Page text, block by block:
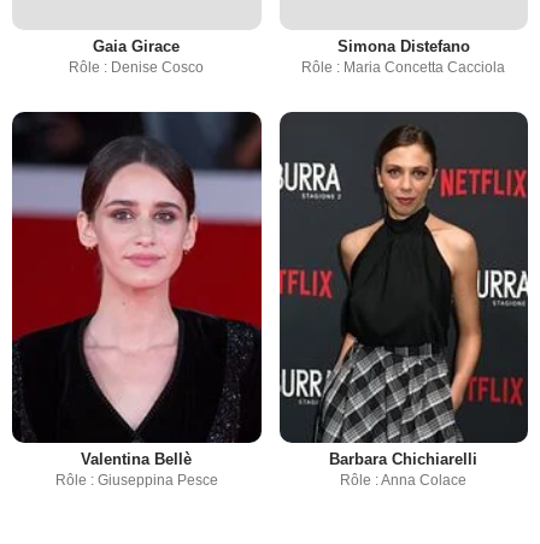
Gaia Girace
Rôle : Denise Cosco
Simona Distefano
Rôle : Maria Concetta Cacciola
Valentina Bellè
Rôle : Giuseppina Pesce
Barbara Chichiarelli
Rôle : Anna Colace